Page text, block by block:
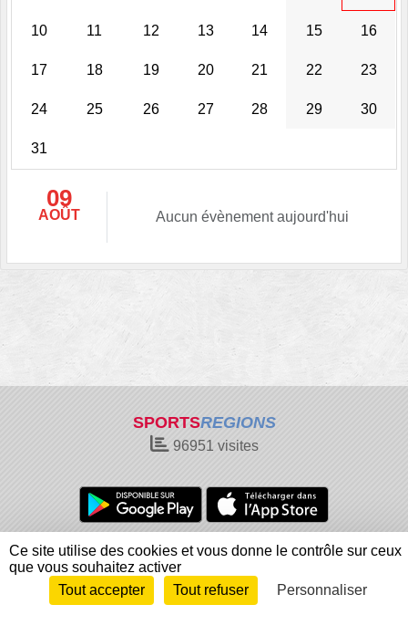
10 11 12 13 14 15 16
17 18 19 20 21 22 23
24 25 26 27 28 29 30
31
09
AOÛT Aucun évènement aujourd'hui
SPORTSREGIONS
96951 visites
Charte cookies
Gestion des cookies
Informations légales
Signaler un contenu inapproprié
Envie de participer ?
Connexion
Ce site utilise des cookies et vous donne le contrôle sur ceux
que vous souhaitez activer
Tout accepter
Tout refuser Personnaliser